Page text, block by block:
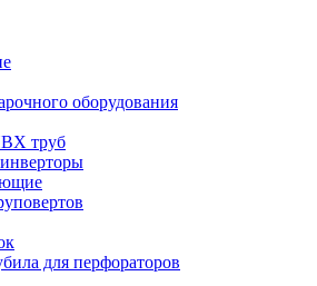
оборудования
труб
для перфораторов